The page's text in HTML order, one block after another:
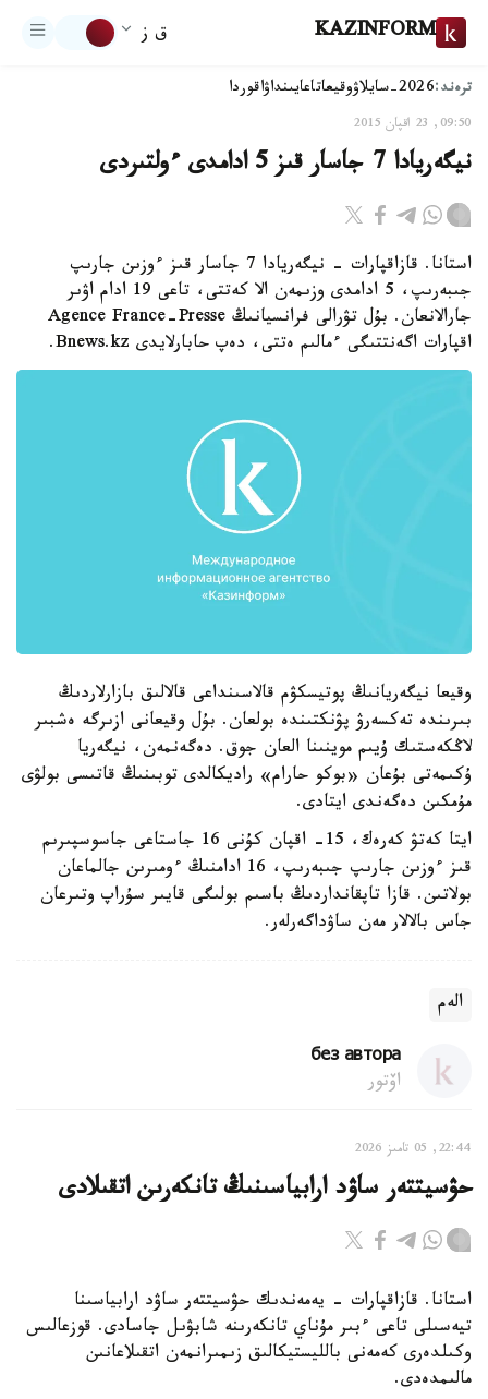
KAZINFORM ق ز
ترەند:2026-سايلاۋ وقيعاتاعايىنداۋاقوردا
09:50, 23 اقپان 2015
نيگەريادا 7 جاسار قىز 5 ادامدى ءولتىردى
استانا. قازاقپارات - نيگەريادا 7 جاسار قىز ءوزىن جارىپ
جىبەرىپ، 5 ادامدى وزىمەن الا كەتتى، تاعى 19 ادام اۋىر
جارالانعان. بۇل تۋرالى فرانسيانىڭ Agence France-Presse
اقپارات اگەنتتىگى ءمالىم ەتتى، دەپ حابارلايدى Bnews.kz.
وقيعا نيگەريانىڭ پوتيسكۋم قالاسىنداعى قالالىق بازارلاردىڭ
بىرىندە تەكسەرۋ پۋنكتىندە بولعان. بۇل وقيعانى ازىرگە ەشبىر
لاڭكەستىك ۇيىم موينىنا العان جوق. دەگەنمەن، نيگەريا
ۇكىمەتى بۇعان «بوكو حارام» راديكالدى توبىنىڭ قاتىسى بولۋى
مۇمكىن دەگەندى ايتادى.
ايتا كەتۋ كەرەك، 15- اقپان كۇنى 16 جاستاعى جاسوسپىرىم
قىز ءوزىن جارىپ جىبەرىپ، 16 ادامنىڭ ءومىرىن جالماعان
بولاتىن. قازا تاپقانداردىڭ باسىم بولىگى قايىر سۇراپ وتىرعان
جاس بالالار مەن ساۋداگەرلەر.
الەم
без автора
اۆتور
22:44, 05 تامىز 2026
حۋسيتتەر ساۋد ارابياسىنىڭ تانكەرىن اتقىلادى
استانا. قازاقپارات - يەمەندىك حۋسيتتەر ساۋد ارابياسىنا
تيەسىلى تاعى ءبىر مۇناي تانكەرىنە شابۋىل جاسادى. قوزعالىس
وكىلدەرى كەمەنى بالليستيكالىق زىمىرانمەن اتقىلاعانىن
مالىمدەدى.